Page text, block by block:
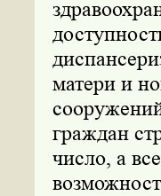
матери и
граждан
число, а